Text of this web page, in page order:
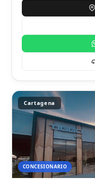
Cartagena
CONCESIONARIO